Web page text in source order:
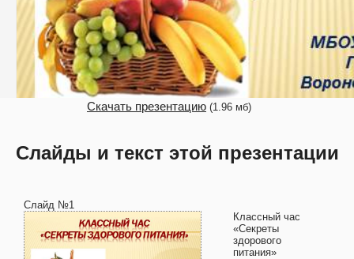
Скачать презентацию (1.96 мб)
Слайды и текст этой презентации
Слайд №1
Классный час
«Секреты
здорового
питания»